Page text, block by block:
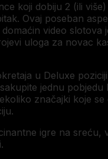
koji dobiju 2 (ili
Ovaj poseban
video slotova
uloga za novac
u Deluxe
jednu
značajki koje
igre na sreću,